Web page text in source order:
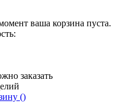
ваша корзина пуста.
заказать
()